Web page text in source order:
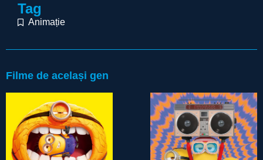
Tag
Animație
Filme de același gen